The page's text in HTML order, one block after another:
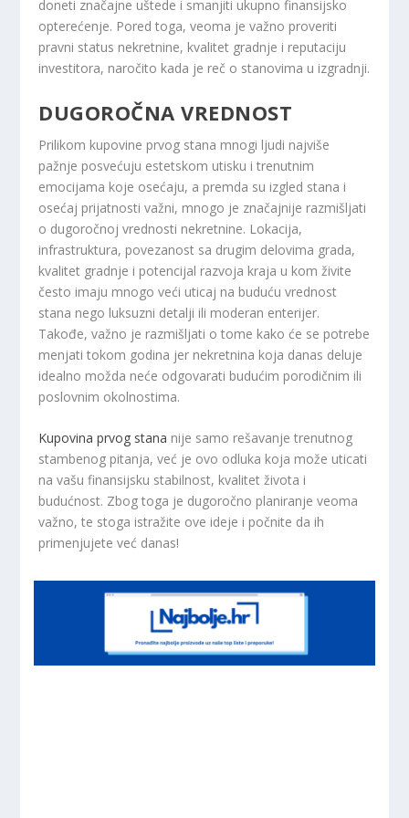
doneti značajne uštede i smanjiti ukupno finansijsko
opterećenje. Pored toga, veoma je važno proveriti
pravni status nekretnine, kvalitet gradnje i reputaciju
investitora, naročito kada je reč o stanovima u izgradnji.
DUGOROČNA VREDNOST
Prilikom kupovine prvog stana mnogi ljudi najviše
pažnje posvećuju estetskom utisku i trenutnim
emocijama koje osećaju, a premda su izgled stana i
osećaj prijatnosti važni, mnogo je značajnije razmišljati
o dugoročnoj vrednosti nekretnine. Lokacija,
infrastruktura, povezanost sa drugim delovima grada,
kvalitet gradnje i potencijal razvoja kraja u kom živite
često imaju mnogo veći uticaj na buduću vrednost
stana nego luksuzni detalji ili moderan enterijer.
Takođe, važno je razmišljati o tome kako će se potrebe
menjati tokom godina jer nekretnina koja danas deluje
idealno možda neće odgovarati budućim porodičnim ili
poslovnim okolnostima.
Kupovina prvog stana nije samo rešavanje trenutnog
stambenog pitanja, već je ovo odluka koja može uticati
na vašu finansijsku stabilnost, kvalitet života i
budućnost. Zbog toga je dugoročno planiranje veoma
važno, te stoga istražite ove ideje i počnite da ih
primenjujete već danas!